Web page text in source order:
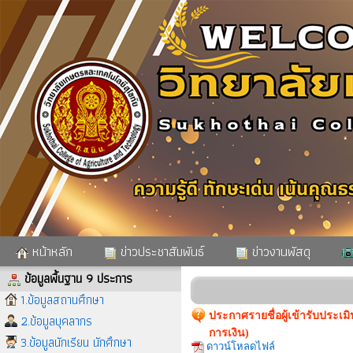
หน้าหลัก ข่าวประชาสัมพันธ์ ข่าวงานพัสดุ
ข้อมูลพื้นฐาน 9 ประการ
1.ข้อมูลสถานศึกษา
2.ข้อมูลบุคลากร
3.ข้อมูลนักเรียน นักศึกษา
ประกาศรายชื่อผู้เข้ารับประ
การเงิน)
ดาวน์โหลดไฟล์